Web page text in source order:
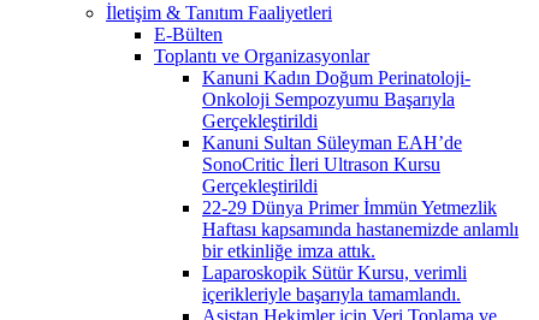
İletişim & Tanıtım Faaliyetleri
E-Bülten
Toplantı ve Organizasyonlar
Kanuni Kadın Doğum Perinatoloji-
Onkoloji Sempozyumu Başarıyla
Gerçekleştirildi
Kanuni Sultan Süleyman EAH’de
SonoCritic İleri Ultrason Kursu
Gerçekleştirildi
22-29 Dünya Primer İmmün Yetmezlik
Haftası kapsamında hastanemizde anlamlı
bir etkinliğe imza attık.
Laparoskopik Sütür Kursu, verimli
içerikleriyle başarıyla tamamlandı.
Asistan Hekimler için Veri Toplama ve